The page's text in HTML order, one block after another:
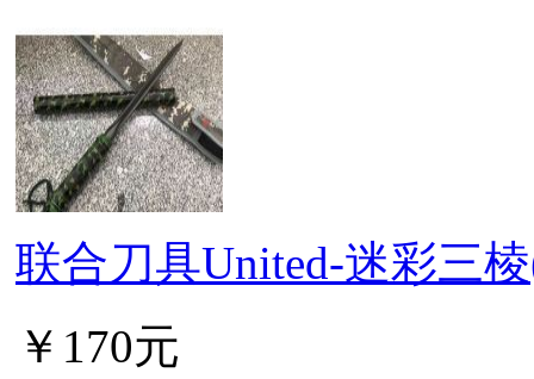
联合刀具United-迷彩三
￥170元